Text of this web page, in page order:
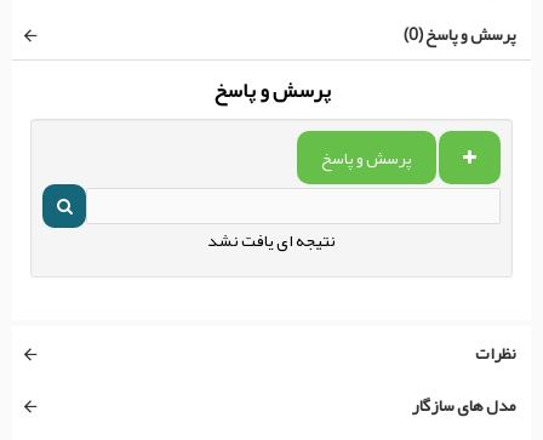
پرسش و پاسخ (0)
پرسش و پاسخ
پرسش و پاسخ
نتیجه ای یافت نشد
نظرات
مدل های سازگار